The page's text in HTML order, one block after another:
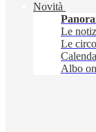
Novità
Le
Le
Albo